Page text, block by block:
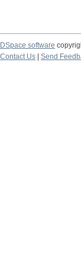
DSpace software
Contact Us
Send